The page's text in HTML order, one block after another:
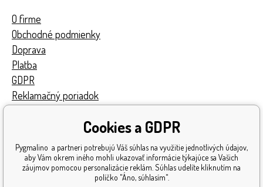
O firme
Obchodné podmienky
Doprava
Platba
GDPR
Reklamačný poriadok
Získané ocenenia
Katalóg hračiek
Mapa stránok
Cookies a GDPR
Pygmalino a partneri potrebujú Váš súhlas na využitie jednotlivých údajov,
aby Vám okrem iného mohli ukazovať informácie týkajúce sa Vašich
záujmov pomocou personalizácie reklám. Súhlas udelíte kliknutím na
políčko "Áno, súhlasím".